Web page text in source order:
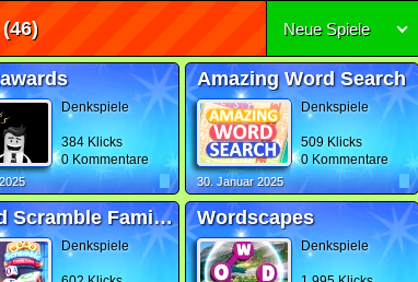
(46) Neue Spiele
Denkspiele
384 Klicks
0 Kommentare
Amazing Word Search
Denkspiele
509 Klicks
0 Kommentare
30. Januar 2025
Word Scramble Family Tales
Denkspiele
Wordscapes
Denkspiele